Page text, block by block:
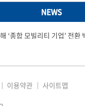
NEWS
‘종합 모빌리티 기업’ 전환
이용약관 사이트맵